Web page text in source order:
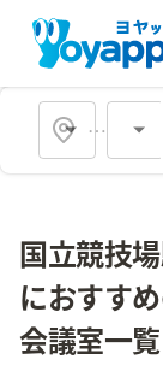
国立競技
におすす
会議室一覧